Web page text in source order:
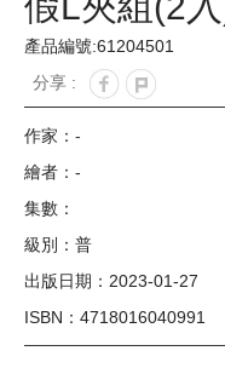
產品編號:61204501
分享 :
作家： -
繪者：-
集數：
級別：普
出版日期：2023-01-27
ISBN：4718016040991